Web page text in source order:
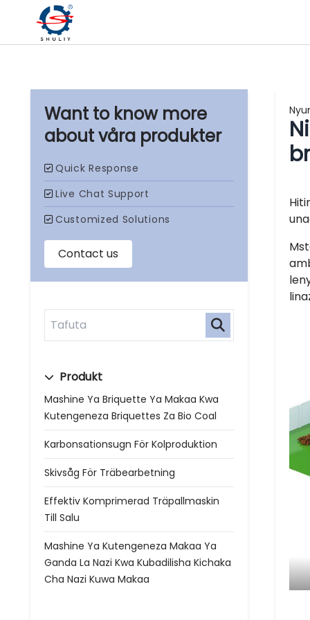
våra produkter
Produkt
Mashine Ya Briquette Ya Makaa Kwa
Kutengeneza Briquettes Za Bio Coal
Karbonsationsugn För Kolproduktion
Skivsåg För Träbearbetning
Effektiv Komprimerad Träpallmaskin
Till Salu
Mashine Ya Kutengeneza Makaa Ya
Ganda La Nazi Kwa Kubadilisha Kichaka
Cha Nazi Kuwa Makaa